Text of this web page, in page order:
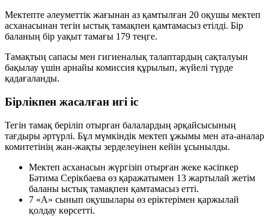
Мектепте әлеуметтік жағынан аз қамтылған 20 оқушы мектеп
асханасынан тегін ыстық тамақпен қамтамасыз етілді. Бір
баланың бір уақыт тамағы 179 теңге.
Тамақтың сапасы мен гигиеналық талаптардың сақталуын
бақылау үшін арнайы комиссия құрылып, жүйелі түрде
қадағаланды.
Бірлікпен жасалған игі іс
Тегін тамақ беріліп отырған балалардың әрқайсысының
тағдыры әртүрлі. Бұл мүмкіндік мектеп ұжымы мен ата-аналар
комитетінің жан-жақты зерделеуінен кейін ұсынылды.
Мектеп асханасын жүргізіп отырған жеке кәсіпкер
Бәтима Серікбаева өз қаражатымен 13 жартылай жетім
баланы ыстық тамақпен қамтамасыз етті.
7 «А» сынып оқушылары өз еріктерімен қаржылай
қолдау көрсетті.